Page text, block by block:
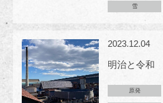
雪
2023.12.04
明治と令和
原発